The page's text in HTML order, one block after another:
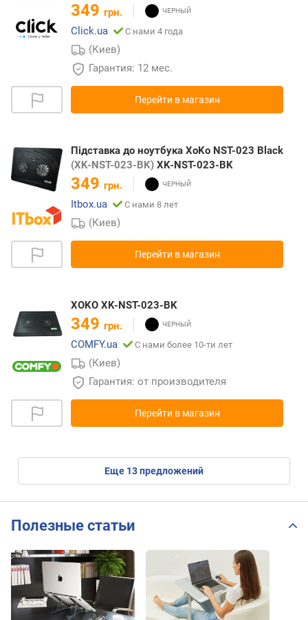
349 грн.
Click.ua
С нами 4 года
(Киев)
Гарантия: 12 мес.
Перейти в магазин
Підставка до ноутбука XoKo NST-023 Black
(XK-NST-023-BK) XK-NST-023-BK
349 грн.
Itbox.ua
С нами 8 лет
(Киев)
Перейти в магазин
XOKO XK-NST-023-BK
349 грн.
COMFY.ua
С нами более 10-ти лет
(Киев)
Гарантия: от производителя
Перейти в магазин
eще 13предложений
Полезные статьи